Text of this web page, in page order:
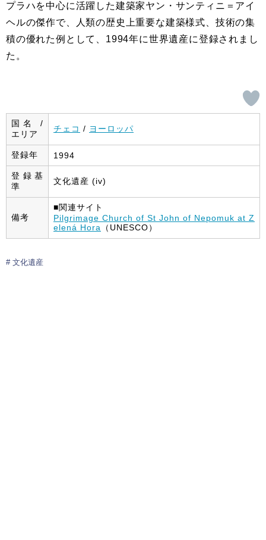
プラハを中心に活躍した建築家ヤン・サンティニ＝アイ
ヘルの傑作で、人類の歴史上重要な建築様式、技術の集
積の優れた例として、1994年に世界遺産に登録されまし
た。
国名 /
エリア
チェコ / ヨーロッパ
登録年 1994
登録基
準
文化遺産 (iv)
備考
■関連サイト
Pilgrimage Church of St John of Nepomuk at Z
elená Hora
（UNESCO）
文化遺産